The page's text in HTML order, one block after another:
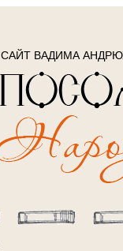
САЙТ ВАДИМА